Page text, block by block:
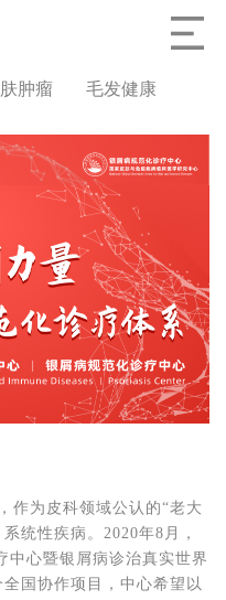
肿瘤 毛发健康
作为皮科领域公认的“老大
统性疾病。2020年8月，
中心暨银屑病诊治真实世界
国协作项目，中心希望以